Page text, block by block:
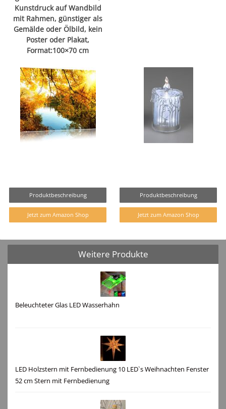
Kunstdruck auf Wandbild
mit Rahmen, günstiger als
Gemälde oder Ölbild, kein
Poster oder Plakat,
Format:100×70 cm
Produktbeschreibung
Jetzt zum Amazon Shop
Produktbeschreibung
Jetzt zum Amazon Shop
Weitere Produkte
Beleuchteter Glas LED Wasserhahn
LED Holzstern mit Fernbedienung 10 LED`s Weihnachten Fenster
52 cm Stern mit Fernbedienung